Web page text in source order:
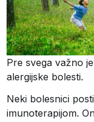
Pre svega važno
alergijske bolesti.
Neki bolesnici
imunoterapijom.